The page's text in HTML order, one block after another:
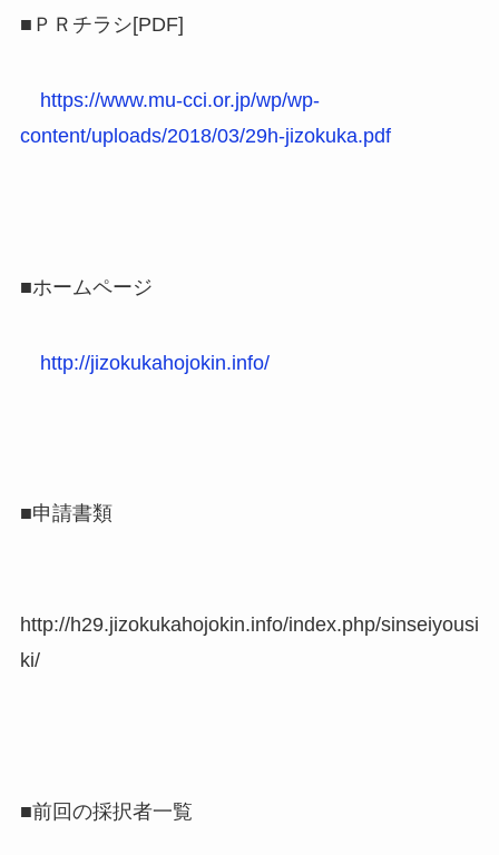
■ＰＲチラシ[PDF]
https://www.mu-cci.or.jp/wp/wp-
content/uploads/2018/03/29h-jizokuka.pdf
■ホームページ
http://jizokukahojokin.info/
■申請書類
http://h29.jizokukahojokin.info/index.php/sinseiyousi
ki/
■前回の採択者一覧